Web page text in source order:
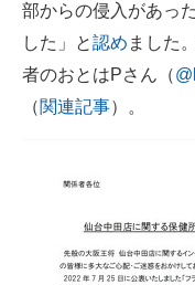
好きが集まる 比べて
ビジネスと働き方のヒ
企業ITのトレンドを詳説
経営リーダーのコミュ
マーケ×ITの今がよく
部からの侵入があっ
した」と認め ました
者のおとはPさん（
（関連記事）。